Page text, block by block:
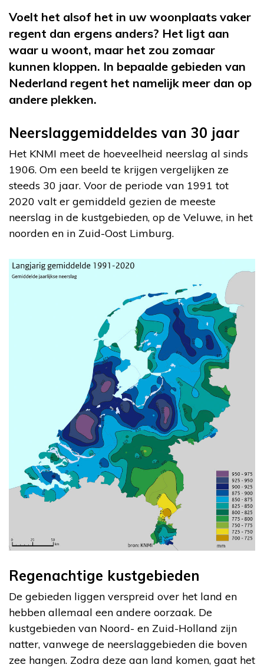
Voelt het alsof het in uw woonplaats vaker
regent dan ergens anders? Het ligt aan
waar u woont, maar het zou zomaar
kunnen kloppen. In bepaalde gebieden van
Nederland regent het namelijk meer dan op
andere plekken.
Neerslaggemiddeldes van 30 jaar
Het KNMI meet de hoeveelheid neerslag al sinds
1906. Om een beeld te krijgen vergelijken ze
steeds 30 jaar. Voor de periode van 1991 tot
2020 valt er gemiddeld gezien de meeste
neerslag in de kustgebieden, op de Veluwe, in het
noorden en in Zuid-Oost Limburg.
Regenachtige kustgebieden
De gebieden liggen verspreid over het land en
hebben allemaal een andere oorzaak. De
kustgebieden van Noord- en Zuid-Holland zijn
natter, vanwege de neerslaggebieden die boven
zee hangen. Zodra deze aan land komen, gaat het